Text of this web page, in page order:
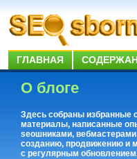
ГЛАВНАЯ
О блоге
Здесь собраны избранные
материалы, написанные
seoшниками,
созданию, продвижению и
с регулярным